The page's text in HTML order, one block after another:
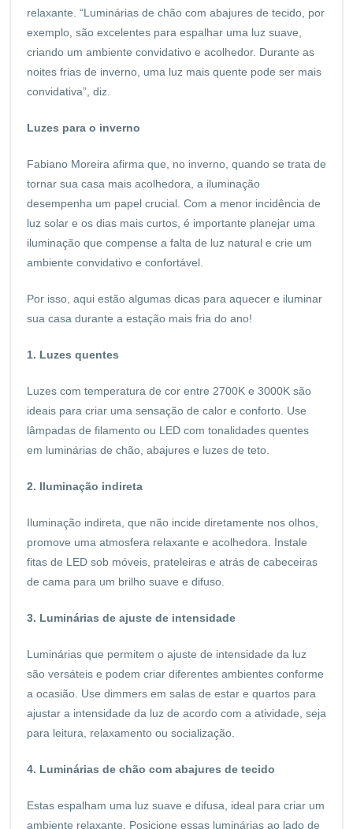
relaxante. “Luminárias de chão com abajures de tecido, por
exemplo, são excelentes para espalhar uma luz suave,
criando um ambiente convidativo e acolhedor. Durante as
noites frias de inverno, uma luz mais quente pode ser mais
convidativa”, diz.
Luzes para o inverno
Fabiano Moreira afirma que, no inverno, quando se trata de
tornar sua casa mais acolhedora, a iluminação
desempenha um papel crucial. Com a menor incidência de
luz solar e os dias mais curtos, é importante planejar uma
iluminação que compense a falta de luz natural e crie um
ambiente convidativo e confortável.
Por isso, aqui estão algumas dicas para aquecer e iluminar
sua casa durante a estação mais fria do ano!
1. Luzes quentes
Luzes com temperatura de cor entre 2700K e 3000K são
ideais para criar uma sensação de calor e conforto. Use
lâmpadas de filamento ou LED com tonalidades quentes
em luminárias de chão, abajures e luzes de teto.
2. Iluminação indireta
Iluminação indireta, que não incide diretamente nos olhos,
promove uma atmosfera relaxante e acolhedora. Instale
fitas de LED sob móveis, prateleiras e atrás de cabeceiras
de cama para um brilho suave e difuso.
3. Luminárias de ajuste de intensidade
Luminárias que permitem o ajuste de intensidade da luz
são versáteis e podem criar diferentes ambientes conforme
a ocasião. Use dimmers em salas de estar e quartos para
ajustar a intensidade da luz de acordo com a atividade, seja
para leitura, relaxamento ou socialização.
4. Luminárias de chão com abajures de tecido
Estas espalham uma luz suave e difusa, ideal para criar um
ambiente relaxante. Posicione essas luminárias ao lado de